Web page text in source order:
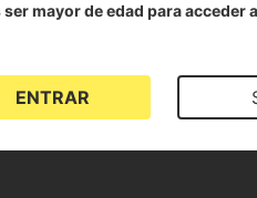
ser mayor de edad para acceder
ENTRAR